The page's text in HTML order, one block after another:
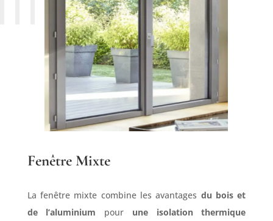
Fenêtre Mixte
La fenêtre mixte combine les avantages du bois et
de l’aluminium pour une isolation thermique